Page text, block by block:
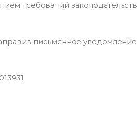
требований
письменное